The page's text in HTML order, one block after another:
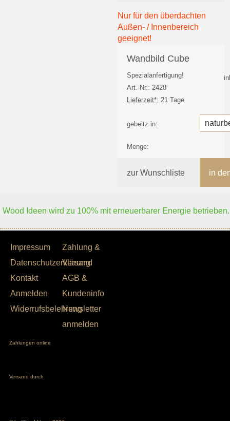
Nur für den überdachten
Außen- / Innenbereich
geeignet!
Wandbild Cube
Spezialanfertigung!
Art.-Nr.: 2428
Lieferzeit*: 21 Tage
gebeitz in:
Menge:
zur Wunschliste in
Wood Ideen wird zu 100% mit erneuerbarer Energie betrieben.
Impressum
Datenschutzerklärung
Kontakt
Anmelden
Widerrufsbelehrung
Zahlung &
Versand
AGB &
Kundeninfo
Newsletter
anmelden
Zahlungen online
Versand durch